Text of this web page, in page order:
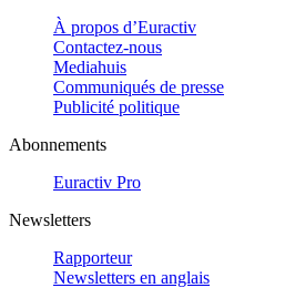
À propos d’Euractiv
Contactez-nous
Mediahuis
Communiqués de presse
Publicité politique
Abonnements
Euractiv Pro
Newsletters
Rapporteur
Newsletters en anglais